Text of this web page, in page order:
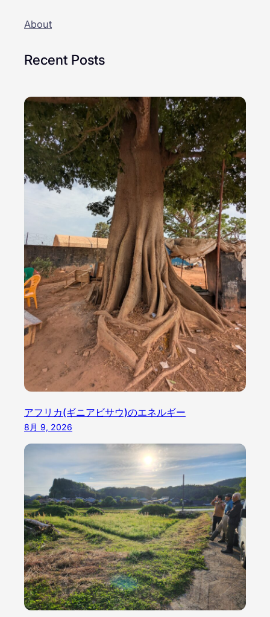
About
Recent Posts
アフリカ(ギニアビサウ)のエネルギー
8月 9, 2026